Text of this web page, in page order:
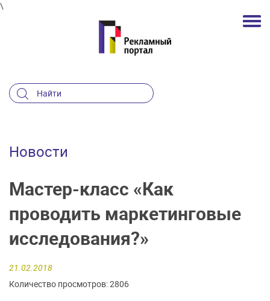
\
Новости
Мастер-класс «Как
проводить маркетинговые
исследования?»
21.02.2018
Количество просмотров: 2806